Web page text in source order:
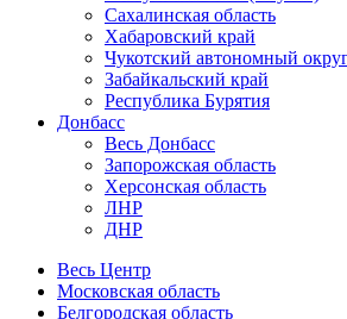
Сахалинская область
Хабаровский край
Чукотский автономный
Забайкальский край
Республика Бурятия
Донбасс
Весь Донбасс
Запорожская область
Херсонская область
ЛНР
ДНР
Весь Центр
Московская область
Белгородская область